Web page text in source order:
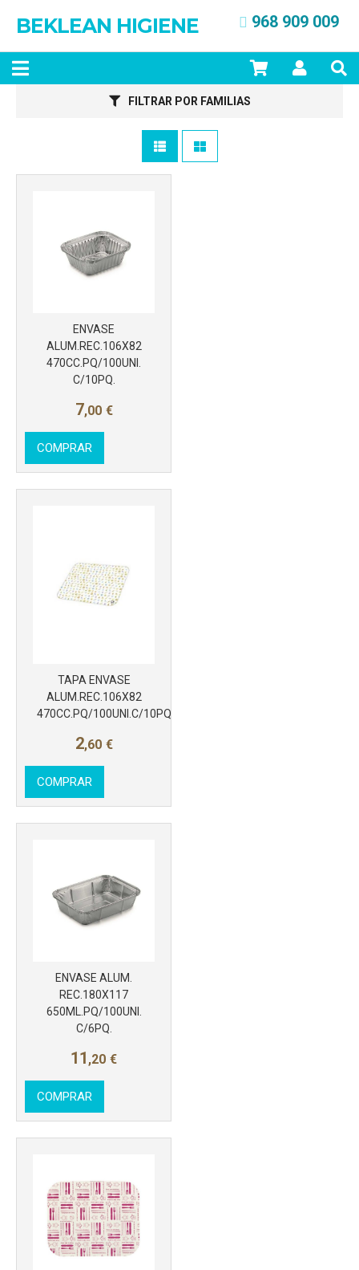
BEKLEAN HIGIENE 968 909 009
FILTRAR POR FAMILIAS
ENVASE
ALUM.REC.106X82
470CC.PQ/100UNI.
C/10PQ.
7,00 €
COMPRAR
TAPA ENVASE
ALUM.REC.106X82
470CC.PQ/100UNI.C/10PQ
2,60 €
COMPRAR
Más info
ENVASE ALUM.
REC.180X117
650ML.PQ/100UNI.
C/6PQ.
11 ,20 €
COMPRAR
Más info
Más info
Más info